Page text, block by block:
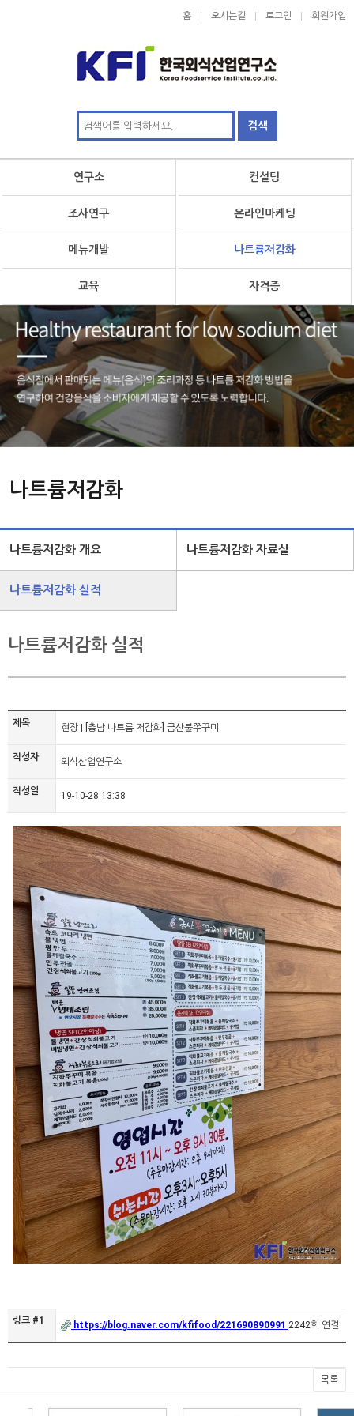
홈 오시는길 로그인 회원가입
연구소 컨설팅
조사연구 온라인마케팅
메뉴개발 나트륨저감화
교육 자격증
나트륨저감화
나트륨저감화 개요 나트륨저감화 자료실
나트륨저감화 실적
나트륨저감화 실적
제목 현장 | [충남 나트륨 저감화] 금산불쭈꾸미
작성자 외식산업연구소
작성일 19-10-28 13:38
링크 #1 https://blog.naver.com/kfifood/221690890991 2242회 연결
목록